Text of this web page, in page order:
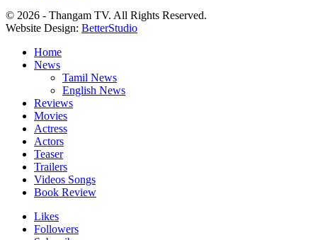
© 2026 - Thangam TV. All Rights Reserved.
Website Design: BetterStudio
Home
News
Tamil News
English News
Reviews
Movies
Actress
Actors
Teaser
Trailers
Videos Songs
Book Review
Likes
Followers